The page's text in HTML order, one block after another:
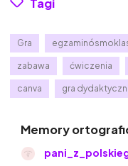
Gra
zabawa ćwiczenia
canva gra
Memory